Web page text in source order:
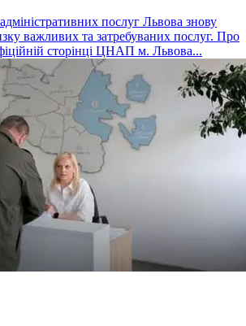
послуг Львова знову
важливих та затребуваних послуг. Про
сторінці ЦНАП м. Львова...